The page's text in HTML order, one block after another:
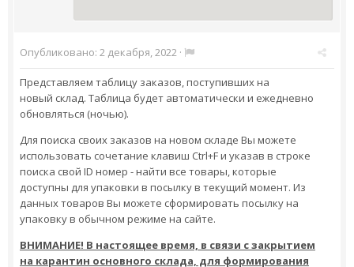
Опубликовано: 2 декабря, 2022 ·
Представляем таблицу заказов, поступивших на
новый склад. Таблица будет автоматически и ежедневно
обновляться (ночью).
Для поиска своих заказов на новом складе Вы можете
использовать сочетание клавиш Ctrl+F и указав в строке
поиска свой ID номер - найти все товары, которые
доступны для упаковки в посылку в текущий момент. Из
данных товаров Вы можете сформировать посылку на
упаковку в обычном режиме на сайте.
ВНИМАНИЕ! В настоящее время, в связи с закрытием
на карантин основного склада, для формирования